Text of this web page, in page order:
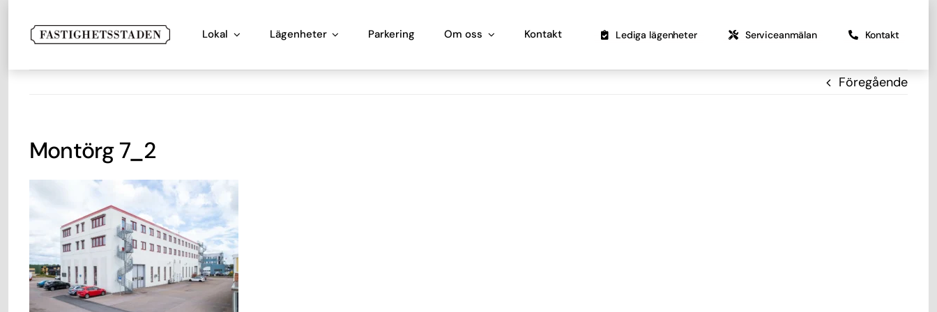
innehållet
Lokal Lägenheter Parkering Om oss Kontakt Lediga lägenheter Serviceanmälan Kontakt
Föregående
Montörg 7_2